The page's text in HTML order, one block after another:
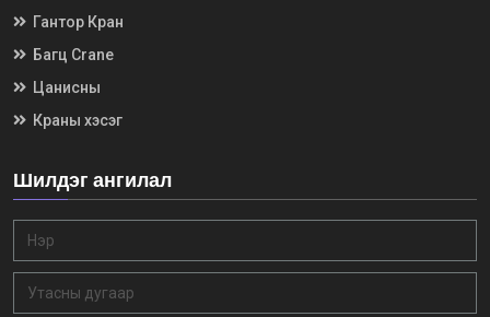
Гантор Кран
Багц Crane
Цанисны
Краны хэсэг
Шилдэг ангилал